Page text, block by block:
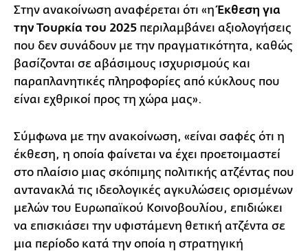
Στην ανακοίνωση αναφέρεται ότι «ηΈκθεση για
την Τουρκία του 2025 περιλαμβάνει αξιολογήσεις
που δεν συνάδουν με την πραγματικότητα, καθώς
βασίζονται σε αβάσιμους ισχυρισμούς και
παραπλανητικές πληροφορίες από κύκλους που
είναι εχθρικοί προς τη χώρα μας».
Σύμφωνα με την ανακοίνωση, «είναι σαφές ότι η
έκθεση, η οποία φαίνεται να έχει προετοιμαστεί
στο πλαίσιο μιας σκόπιμης πολιτικής ατζέντας που
αντανακλά τις ιδεολογικές αγκυλώσεις ορισμένων
μελών του Ευρωπαϊκού Κοινοβουλίου, επιδιώκει
να επισκιάσει την υφιστάμενη θετική ατζέντα σε
μια περίοδο κατά την οποία η στρατηγική